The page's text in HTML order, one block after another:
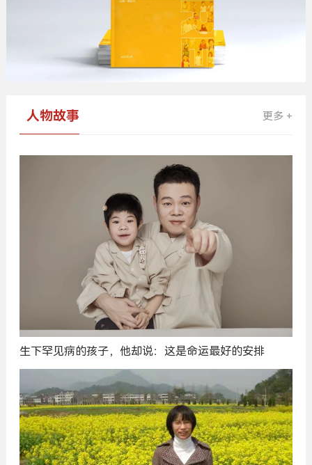
人物故事 更多 +
生下罕见病的孩子，他却说：这是命运最好的安排